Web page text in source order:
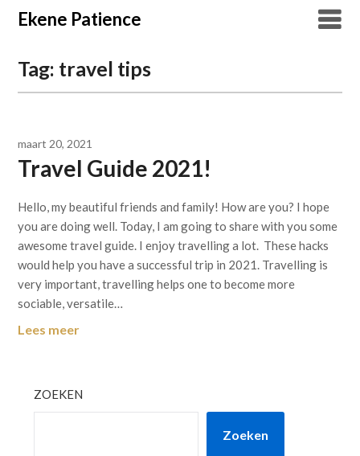
Overslaan
naar
Ekene Patience
Tag: travel tips
maart 20, 2021
Travel Guide 2021!
Hello, my beautiful friends and family! How are you? I hope
you are doing well. Today, I am going to share with you some
awesome travel guide. I enjoy travelling a lot. These hacks
would help you have a successful trip in 2021. Travelling is
very important, travelling helps one to become more
sociable, versatile…
Lees meer
ZOEKEN
Zoeken